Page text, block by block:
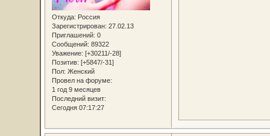
Откуда: Россия
Зарегистрирован: 27.02.13
Приглашений: 0
Сообщений: 89322
Уважение: [+30211/-28]
Позитив: [+5847/-31]
Пол: Женский
Провел на форуме:
1 год 9 месяцев
Последний визит:
Сегодня 07:17:27